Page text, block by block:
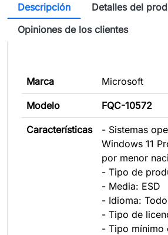
Descripción
Detalles del
Opiniones de los clientes
Marca Microsoft
Modelo FQC-10572
Características
- Sistemas
Windows 11
por menor
- Tipo de
- Media: ESD
- Idioma:
- Tipo de
- Tipo mínimo